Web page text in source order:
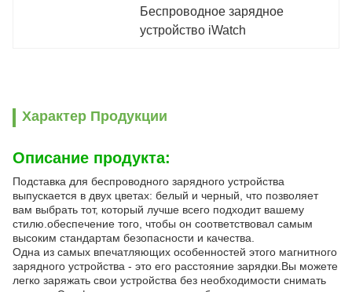
Беспроводное зарядное
устройство iWatch
Характер Продукции
Описание продукта:
Подставка для беспроводного зарядного устройства
выпускается в двух цветах: белый и черный, что позволяет
вам выбрать тот, который лучше всего подходит вашему
стилю.обеспечение того, чтобы он соответствовал самым
высоким стандартам безопасности и качества.
Одна из самых впечатляющих особенностей этого магнитного
зарядного устройства - это его расстояние зарядки.Вы можете
легко заряжать свои устройства без необходимости снимать